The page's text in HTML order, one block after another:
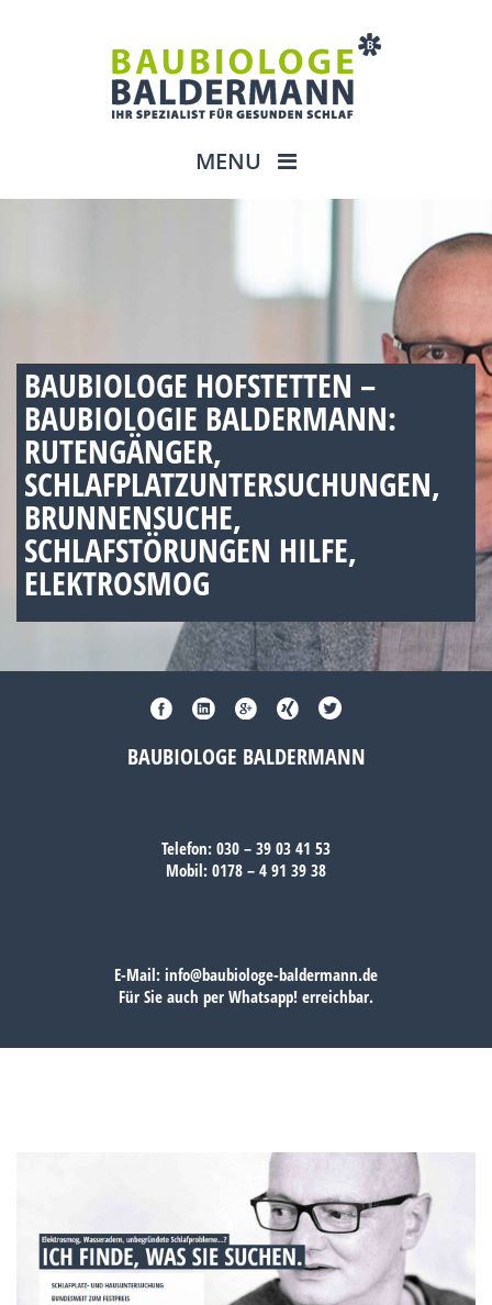
MENU
BAUBIOLOGE HOFSTETTEN –
BAUBIOLOGIE BALDERMANN:
RUTENGÄNGER,
SCHLAFPLATZUNTERSUCHUNGEN,
BRUNNENSUCHE,
SCHLAFSTÖRUNGEN HILFE,
ELEKTROSMOG
BAUBIOLOGE BALDERMANN
Telefon: 030 – 39 03 41 53
Mobil: 0178 – 4 91 39 38
E-Mail: info@baubiologe-baldermann.de
Für Sie auch per Whatsapp! erreichbar.